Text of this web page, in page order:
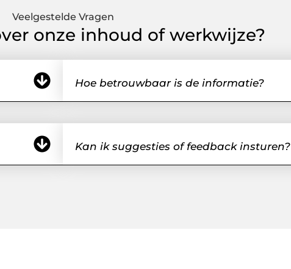
Veelgestelde Vragen
onze inhoud of werkwijze?
Hoe betrouwbaar is de informatie?
Kan ik suggesties of feedback insturen?